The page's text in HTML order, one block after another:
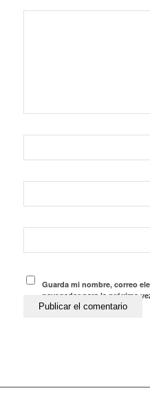
Guarda mi nombre, correo
navegador para la próxima